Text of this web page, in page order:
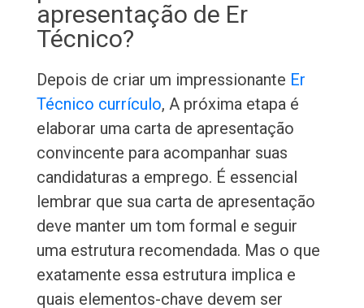
apresentação de Er
Técnico?
Depois de criar um impressionante Er
Técnico currículo, A próxima etapa é
elaborar uma carta de apresentação
convincente para acompanhar suas
candidaturas a emprego. É essencial
lembrar que sua carta de apresentação
deve manter um tom formal e seguir
uma estrutura recomendada. Mas o que
exatamente essa estrutura implica e
quais elementos-chave devem ser